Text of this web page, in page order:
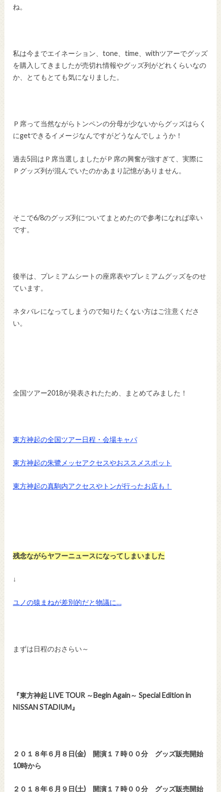
ね。
私は今までエイネーション、tone、time、withツアーでグッズ
を購入してきましたが売切れ情報やグッズ列がどれくらいなの
か、とてもとても気になりました。
Ｐ席って当然ながらトンペンの分母が少ないからグッズはらく
にgetできるイメージなんですがどうなんでしょうか！
過去5回はＰ席当選しましたがＰ席の興奮が強すぎて、実際に
Ｐグッズ列が混んでいたのかあまり記憶がありません。
そこで6/8のグッズ列についてまとめたので参考になれば幸い
です。
後半は、プレミアムシートの座席表やプレミアムグッズをのせ
ています。
ネタバレになってしまうので知りたくない方はご注意くださ
い。
全国ツアー2018が発表されたため、まとめてみました！
東方神起の全国ツアー日程・会場キャパ
東方神起の朱鷺メッセアクセスやおススメスポット
東方神起の真駒内アクセスやトンが行ったお店も！
残念ながらヤフーニュースになってしまいました
↓
ユノの猿まねが差別的だと物議に…
まずは日程のおさらい～
『東方神起 LIVE TOUR ～Begin Again～ Special Edition in
NISSAN STADIUM』
２０１８年６月８日(金) 開演１７時００分 グッズ販売開始
10時から
２０１８年６月９日(土) 開演１７時００分 グッズ販売開始